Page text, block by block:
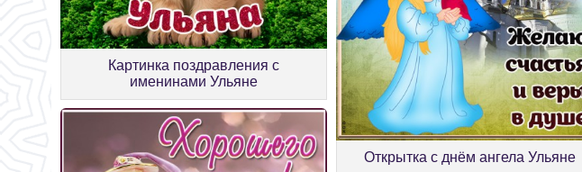
Картинка поздравления с
именинами Ульяне
Открытка с днём ангела Ульяне